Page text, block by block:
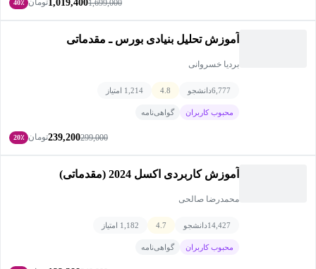
1,699,000
1,019,400تومان 40٪
آموزش تحلیل بنیادی بورس ـ مقدماتی
بردیا خسروانی
6,777دانشجو 4.8 1,214 امتیاز
محبوب کاربران گواهی‌نامه
299,000
239,200تومان 20٪
آموزش کاربردی اکسل 2024 (مقدماتی)
محمدرضا صالحی
14,427دانشجو 4.7 1,182 امتیاز
محبوب کاربران گواهی‌نامه